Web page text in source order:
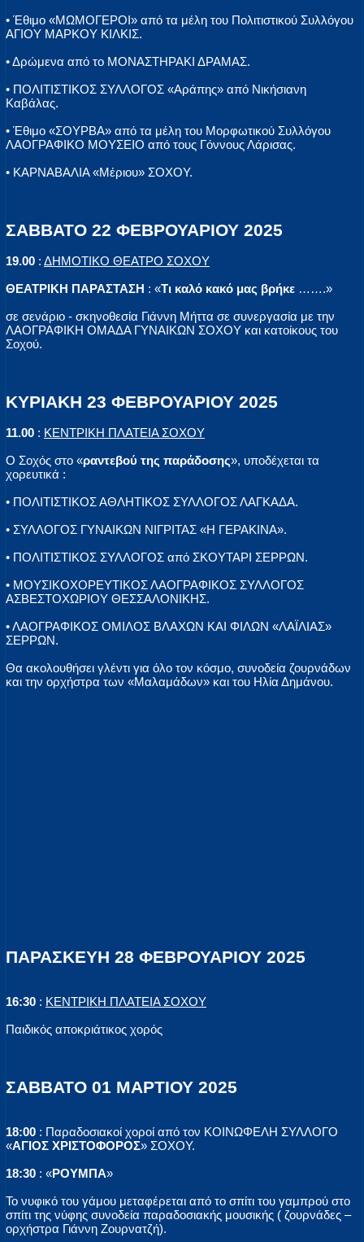
• Έθιμο «ΜΩΜΟΓΕΡΟΙ» από τα μέλη του Πολιτιστικού Συλλόγου
ΑΓΙΟΥ ΜΑΡΚΟΥ ΚΙΛΚΙΣ.
• Δρώμενα από το ΜΟΝΑΣΤΗΡΑΚΙ ΔΡΑΜΑΣ.
• ΠΟΛΙΤΙΣΤΙΚΟΣ ΣΥΛΛΟΓΟΣ «Αράπης» από Νικήσιανη
Καβάλας.
• Έθιμο «ΣΟΥΡΒΑ» από τα μέλη του Μορφωτικού Συλλόγου
ΛΑΟΓΡΑΦΙΚΟ ΜΟΥΣΕΙΟ από τους Γόννους Λάρισας.
• ΚΑΡΝΑΒΑΛΙΑ «Μέριου» ΣΟΧΟΥ.
ΣΑΒΒΑΤΟ 22 ΦΕΒΡΟΥΑΡΙΟΥ 2025
19.00 : ΔΗΜΟΤΙΚΟ ΘΕΑΤΡΟ ΣΟΧΟΥ
ΘΕΑΤΡΙΚΗ ΠΑΡΑΣΤΑΣΗ : «Τι καλό κακό μας βρήκε …….»
σε σενάριο - σκηνοθεσία Γιάννη Μήττα σε συνεργασία με την
ΛΑΟΓΡΑΦΙΚΗ ΟΜΑΔΑ ΓΥΝΑΙΚΩΝ ΣΟΧΟΥ και κατοίκους του
Σοχού.
ΚΥΡΙΑΚΗ 23 ΦΕΒΡΟΥΑΡΙΟΥ 2025
11.00 : ΚΕΝΤΡΙΚΗ ΠΛΑΤΕΙΑ ΣΟΧΟΥ
Ο Σοχός στο «ραντεβού της παράδοσης», υποδέχεται τα
χορευτικά :
• ΠΟΛΙΤΙΣΤΙΚΟΣ ΑΘΛΗΤΙΚΟΣ ΣΥΛΛΟΓΟΣ ΛΑΓΚΑΔΑ.
• ΣΥΛΛΟΓΟΣ ΓΥΝΑΙΚΩΝ ΝΙΓΡΙΤΑΣ «Η ΓΕΡΑΚΙΝΑ».
• ΠΟΛΙΤΙΣΤΙΚΟΣ ΣΥΛΛΟΓΟΣ από ΣΚΟΥΤΑΡΙ ΣΕΡΡΩΝ.
• ΜΟΥΣΙΚΟΧΟΡΕΥΤΙΚΟΣ ΛΑΟΓΡΑΦΙΚΟΣ ΣΥΛΛΟΓΟΣ
ΑΣΒΕΣΤΟΧΩΡΙΟΥ ΘΕΣΣΑΛΟΝΙΚΗΣ.
• ΛΑΟΓΡΑΦΙΚΟΣ ΟΜΙΛΟΣ ΒΛΑΧΩΝ ΚΑΙ ΦΙΛΩΝ «ΛΑΪΛΙΑΣ»
ΣΕΡΡΩΝ.
Θα ακολουθήσει γλέντι για όλο τον κόσμο, συνοδεία ζουρνάδων
και την ορχήστρα των «Μαλαμάδων» και του Ηλία Δημάνου.
ΠΑΡΑΣΚΕΥΗ 28 ΦΕΒΡΟΥΑΡΙΟΥ 2025
16:30 : ΚΕΝΤΡΙΚΗ ΠΛΑΤΕΙΑ ΣΟΧΟΥ
Παιδικός αποκριάτικος χορός
ΣΑΒΒΑΤΟ 01 ΜΑΡΤΙΟΥ 2025
18:00 : Παραδοσιακοί χοροί από τον ΚΟΙΝΩΦΕΛΗ ΣΥΛΛΟΓΟ
«ΑΓΙΟΣ ΧΡΙΣΤΟΦΟΡΟΣ» ΣΟΧΟΥ.
18:30 : «ΡΟΥΜΠΑ»
Το νυφικό του γάμου μεταφέρεται από το σπίτι του γαμπρού στο
σπίτι της νύφης συνοδεία παραδοσιακής μουσικής ( ζουρνάδες –
ορχήστρα Γιάννη Ζουρνατζή).